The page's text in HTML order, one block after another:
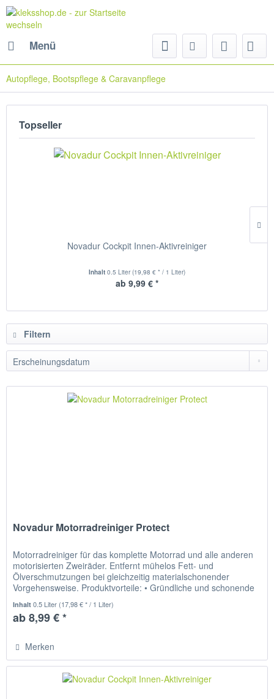
Menü
Autopflege, Bootspflege & Caravanpflege
Topseller
Novadur Cockpit Innen-Aktivreiniger
Inhalt 0.5 Liter(19,98 € * / 1 Liter)
ab 9,99 € *
Filtern
Novadur Motorradreiniger Protect
Motorradreiniger für das komplette Motorrad und alle anderen
motorisierten Zweiräder. Entfernt mühelos Fett- und
Ölverschmutzungen bei gleichzeitig materialschonender
Vorgehensweise. Produktvorteile: • Gründliche und schonende
Inhalt0.5 Liter (17,98 € * / 1 Liter)
ab 8,99 € *
Merken